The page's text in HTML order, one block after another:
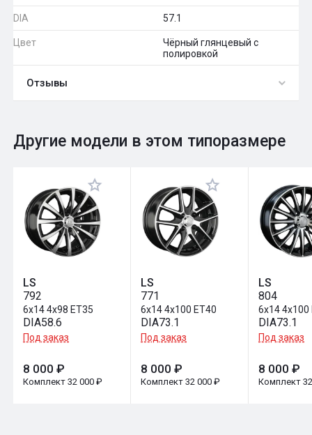
DIA 57.1
Цвет
Чёрный глянцевый с
полировкой
Отзывы
Оставить отзыв
Общий рейтинг 0
Другие модели в этом типоразмере
LS
792
6x14 4x98 ET35
DIA58.6
Под заказ
8 000 ₽
Комплект 32 000 ₽
LS
771
6x14 4x100 ET40
DIA73.1
Под заказ
8 000 ₽
Комплект 32 000 ₽
LS
804
6x14 4x100
DIA73.1
Под заказ
8 000 ₽
Комплект